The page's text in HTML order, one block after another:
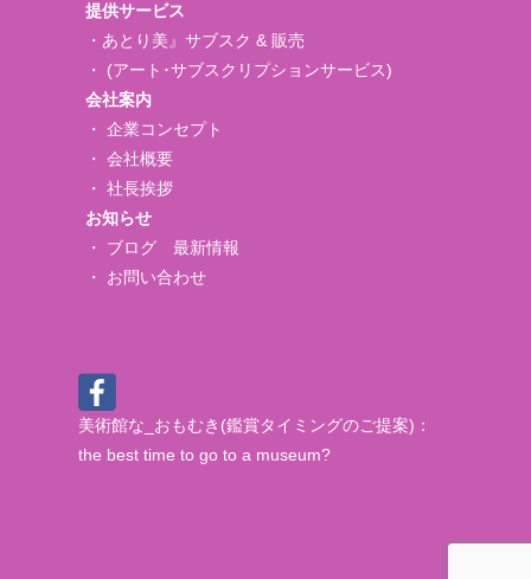
提供サービス
・あとり美』サブスク & 販売
・ (アート･サブスクリプションサービス)
会社案内
・企業コンセプト
・会社概要
・社長挨拶
お知らせ
・ ブログ 最新情報
・ お問い合わせ
美術館な_おもむき(鑑賞タイミングのご提案)：
the best time to go to a museum?